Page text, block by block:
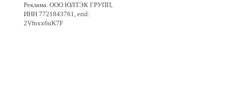
Реклама. ООО ЮЛТЭК ГРУПП,
ИНН 7721843761, erid:
2Vfnxx6uK7F